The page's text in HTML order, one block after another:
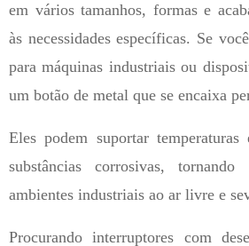
em vários tamanhos, formas e
às necessidades específicas. Se
para máquinas industriais ou
um botão de metal que se encaixa
Eles podem suportar temperaturas
substâncias corrosivas, tornando
ambientes industriais ao ar livre e
Procurando interruptores com